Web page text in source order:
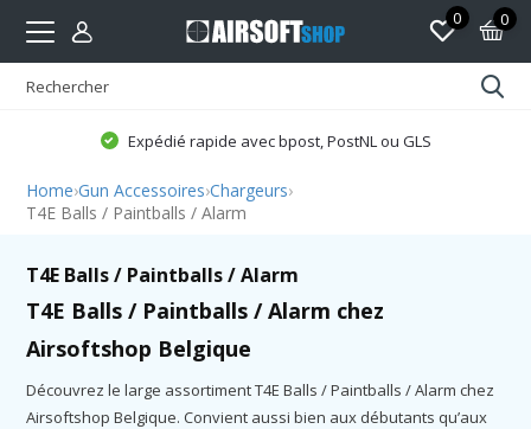
0 0
Expédié rapide avec bpost, PostNL ou GLS
Home›Gun Accessoires›Chargeurs›
T4E Balls / Paintballs / Alarm
T4E Balls / Paintballs / Alarm
T4E Balls / Paintballs / Alarm chez
Airsoftshop Belgique
Découvrez le large assortiment T4E Balls / Paintballs / Alarm chez
Airsoftshop Belgique. Convient aussi bien aux débutants qu’aux